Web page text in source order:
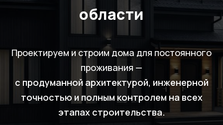
области
Проектируем и строим дома для постоянного
проживания —
с продуманной архитектурой, инженерной
точностью и полным контролем на всех
этапах строительства.